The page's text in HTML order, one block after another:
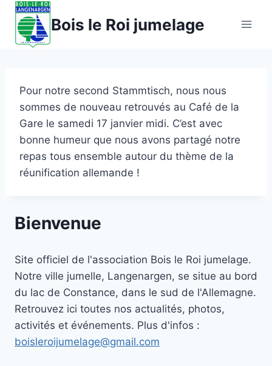
Aller
contenu
Bois le Roi jumelage
Pour notre second Stammtisch, nous nous
sommes de nouveau retrouvés au Café de la
Gare le samedi 17 janvier midi. C’est avec
bonne humeur que nous avons partagé notre
repas tous ensemble autour du thème de la
réunification allemande !
Bienvenue
Site officiel de l'association Bois le Roi jumelage.
Notre ville jumelle, Langenargen, se situe au bord
du lac de Constance, dans le sud de l'Allemagne.
Retrouvez ici toutes nos actualités, photos,
activités et événements. Plus d'infos :
boisleroijumelage@gmail.com